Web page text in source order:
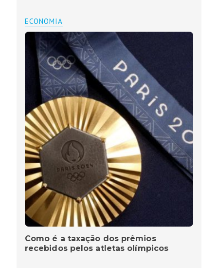
ECONOMIA
Como é a taxação dos prêmios
recebidos pelos atletas olímpicos